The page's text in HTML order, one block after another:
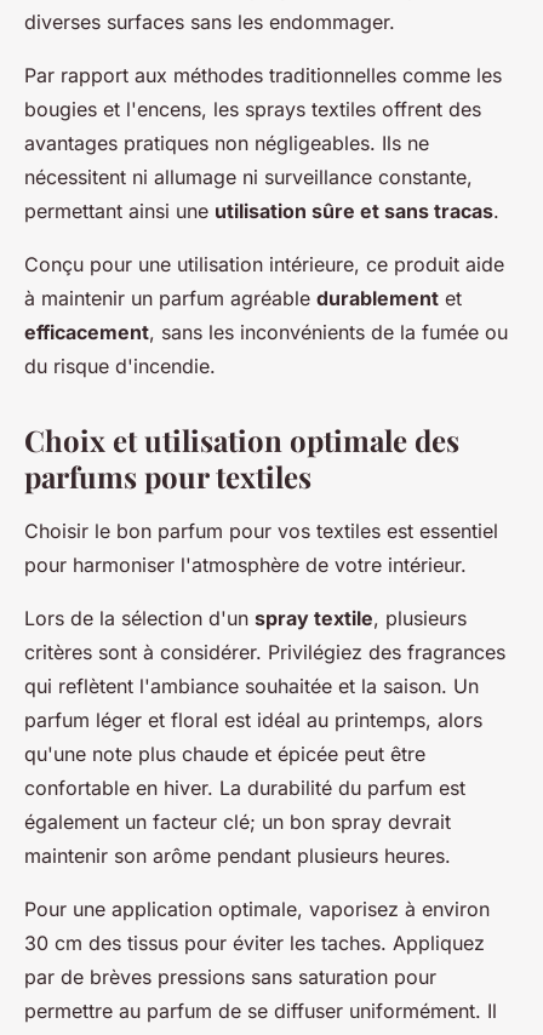
diverses surfaces sans les endommager.
Par rapport aux méthodes traditionnelles comme les
bougies et l'encens, les sprays textiles offrent des
avantages pratiques non négligeables. Ils ne
nécessitent ni allumage ni surveillance constante,
permettant ainsi une utilisation sûre et sans tracas.
Conçu pour une utilisation intérieure, ce produit aide
à maintenir un parfum agréable durablement et
efficacement, sans les inconvénients de la fumée ou
du risque d'incendie.
Choix et utilisation optimale des
parfums pour textiles
Choisir le bon parfum pour vos textiles est essentiel
pour harmoniser l'atmosphère de votre intérieur.
Lors de la sélection d'un spray textile, plusieurs
critères sont à considérer. Privilégiez des fragrances
qui reflètent l'ambiance souhaitée et la saison. Un
parfum léger et floral est idéal au printemps, alors
qu'une note plus chaude et épicée peut être
confortable en hiver. La durabilité du parfum est
également un facteur clé; un bon spray devrait
maintenir son arôme pendant plusieurs heures.
Pour une application optimale, vaporisez à environ
30 cm des tissus pour éviter les taches. Appliquez
par de brèves pressions sans saturation pour
permettre au parfum de se diffuser uniformément. Il